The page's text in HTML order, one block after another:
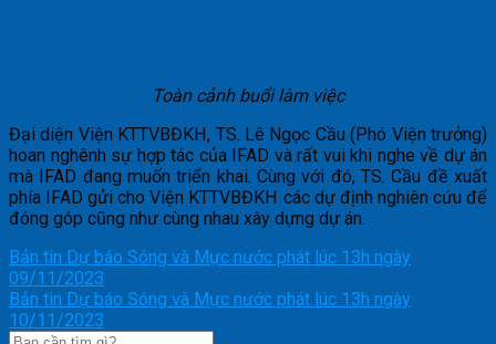
Toàn cảnh buổi làm việc
Đại diện Viện KTTVBĐKH, TS. Lê Ngọc Cầu (Phó Viện trưởng)
hoan nghênh sự hợp tác của IFAD và rất vui khi nghe về dự án
mà IFAD đang muốn triển khai. Cùng với đó, TS. Cầu đề xuất
phía IFAD gửi cho Viện KTTVBĐKH các dự định nghiên cứu để
đóng góp cũng như cùng nhau xây dựng dự án.
Bản tin Dự báo Sóng và Mực nước phát lúc 13h ngày
09/11/2023
Bản tin Dự báo Sóng và Mực nước phát lúc 13h ngày
10/11/2023